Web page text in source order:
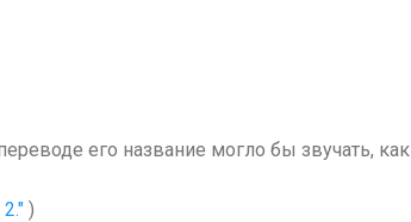
его название могло бы звучать, как
)